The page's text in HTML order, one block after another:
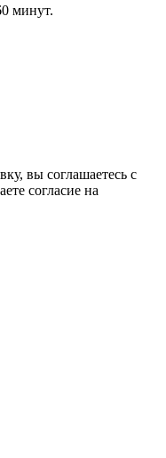
минут.
вы соглашаетесь с
согласие на